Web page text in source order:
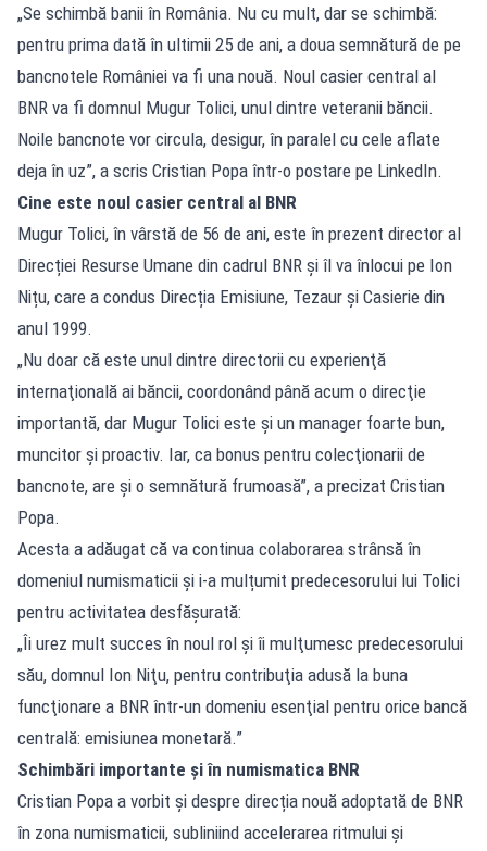
„Se schimbă banii în România. Nu cu mult, dar se schimbă:
pentru prima dată în ultimii 25 de ani, a doua semnătură de pe
bancnotele României va fi una nouă. Noul casier central al
BNR va fi domnul Mugur Tolici, unul dintre veteranii băncii.
Noile bancnote vor circula, desigur, în paralel cu cele aflate
deja în uz”, a scris Cristian Popa într-o postare pe LinkedIn.
Cine este noul casier central al BNR
Mugur Tolici, în vârstă de 56 de ani, este în prezent director al
Direcției Resurse Umane din cadrul BNR și îl va înlocui pe Ion
Nițu, care a condus Direcția Emisiune, Tezaur și Casierie din
anul 1999.
„Nu doar că este unul dintre directorii cu experienţă
internaţională ai băncii, coordonând până acum o direcţie
importantă, dar Mugur Tolici este şi un manager foarte bun,
muncitor şi proactiv. Iar, ca bonus pentru colecţionarii de
bancnote, are şi o semnătură frumoasă”, a precizat Cristian
Popa.
Acesta a adăugat că va continua colaborarea strânsă în
domeniul numismaticii și i-a mulțumit predecesorului lui Tolici
pentru activitatea desfășurată:
„Îi urez mult succes în noul rol şi îi mulţumesc predecesorului
său, domnul Ion Niţu, pentru contribuţia adusă la buna
funcţionare a BNR într-un domeniu esenţial pentru orice bancă
centrală: emisiunea monetară.”
Schimbări importante și în numismatica BNR
Cristian Popa a vorbit și despre direcția nouă adoptată de BNR
în zona numismaticii, subliniind accelerarea ritmului și